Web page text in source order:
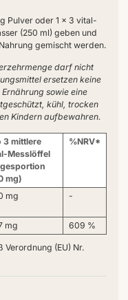
Pulver oder 1 x 3 vital-
(250 ml) geben und
gemischt werden.
darf nicht
ersetzen keine
sowie eine
kühl, trocken
Kindern aufbewahren.
3 mittlere
Messlöffel
mg)
%NRV*
mg -
mg 609 %
(EU) Nr.